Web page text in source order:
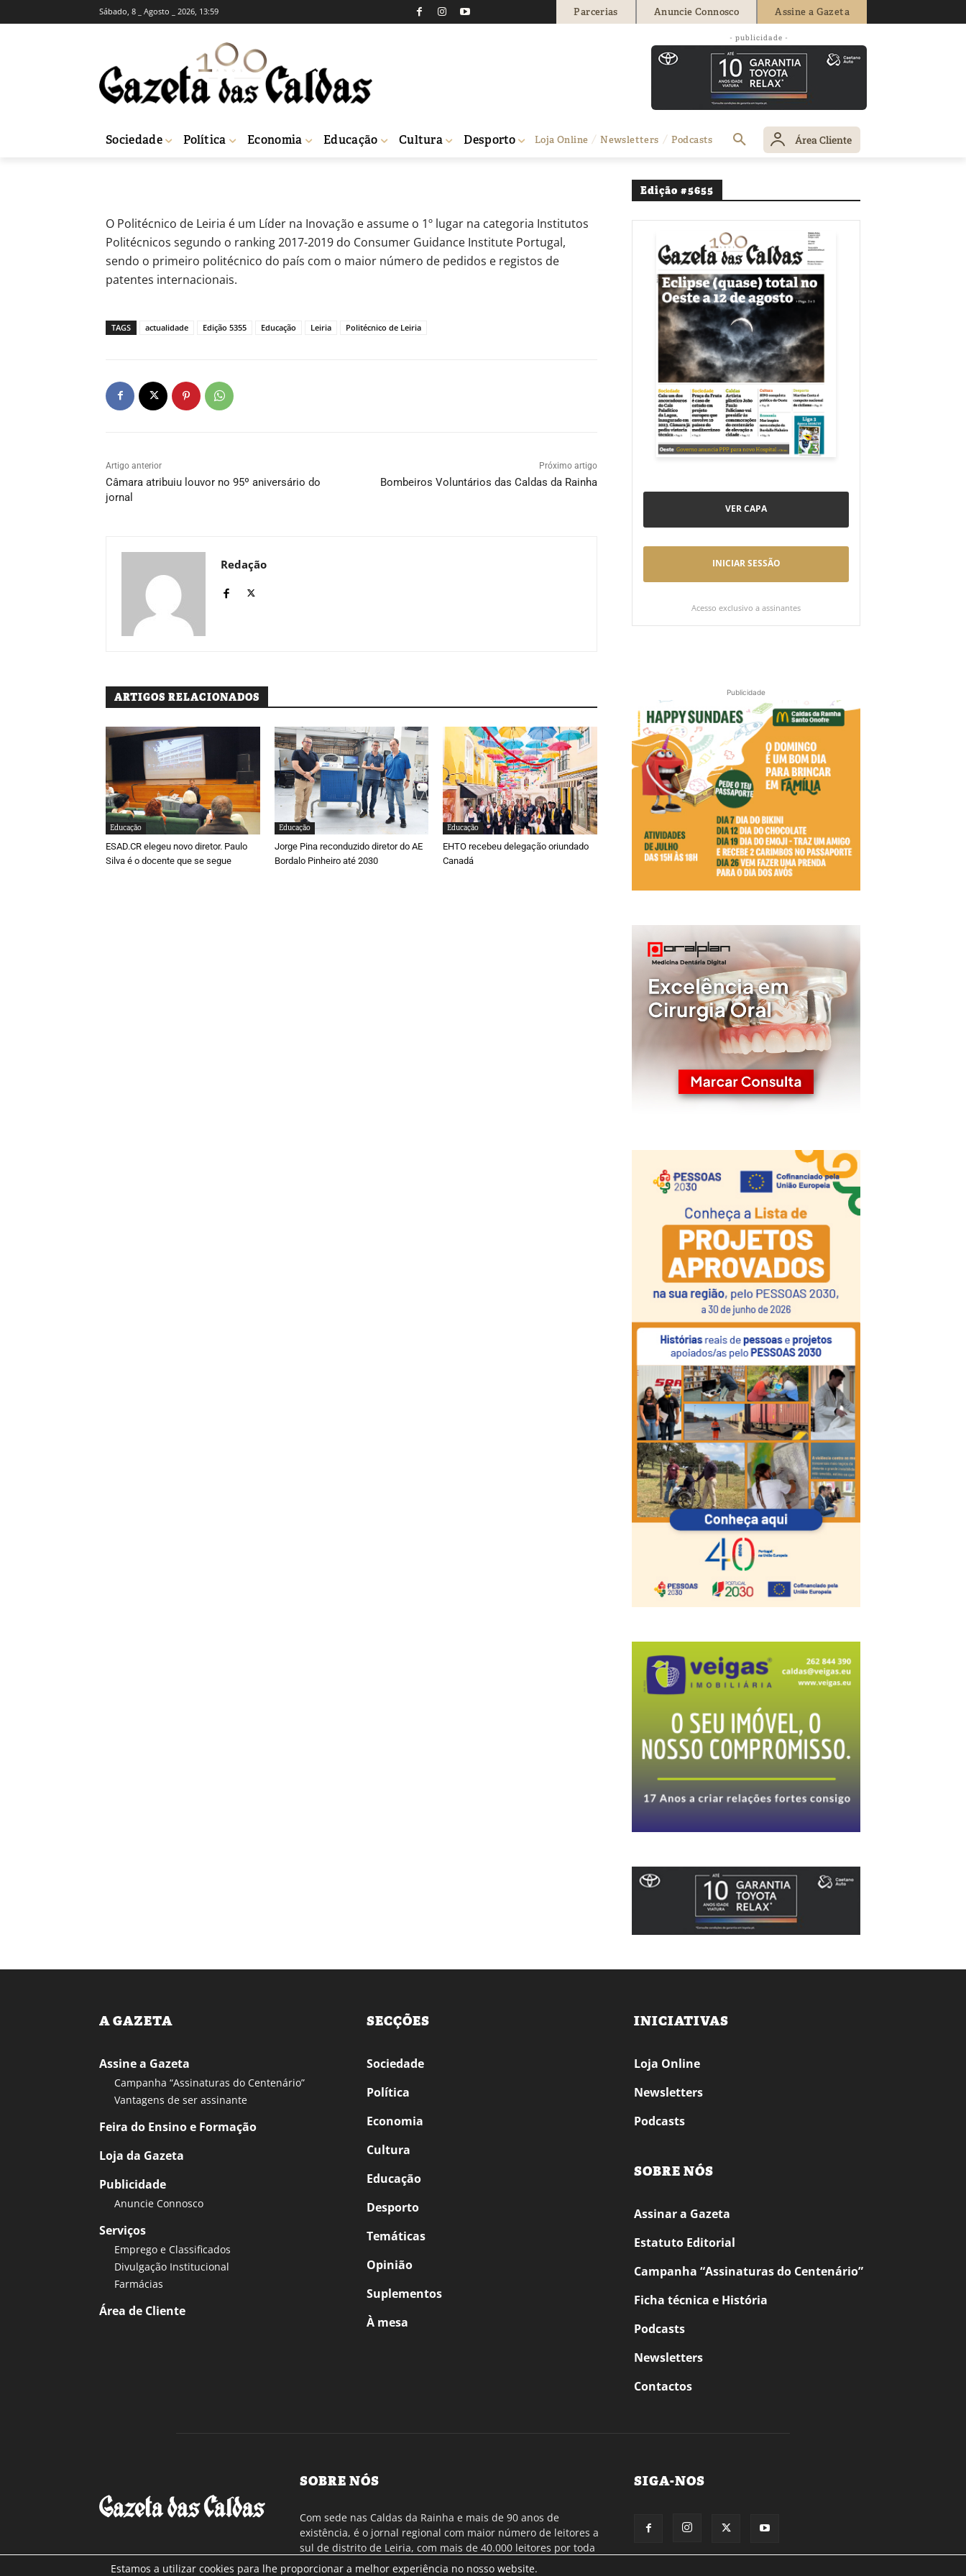
Sábado, 8 _ Agosto _ 2026, 13:59 Parcerias Anuncie Connosco Assine a Gazeta
- publicidade -
Sociedade Política Economia Educação Cultura Desporto Loja Online Newsletters Podcasts Área Cliente
ACTUALIDADE EDUCAÇÃO
Politécnico assume-se como líder na inovação
Redação 5 de Novembro, 2020
O Politécnico de Leiria é um Líder na Inovação e assume o 1º lugar na categoria Institutos
Politécnicos segundo o ranking 2017-2019 do Consumer Guidance Institute Portugal,
sendo o primeiro politécnico do país com o maior número de pedidos e registos de
patentes internacionais.
TAGS actualidade Edição 5355 Educação Leiria Politécnico de Leiria
Artigo anterior
Câmara atribuiu louvor no 95º aniversário do
jornal
Próximo artigo
Bombeiros Voluntários das Caldas da Rainha
Redação
ARTIGOS RELACIONADOS
Educação
ESAD.CR elegeu novo diretor. Paulo
Silva é o docente que se segue
Educação
Jorge Pina reconduzido diretor do AE
Bordalo Pinheiro até 2030
Educação
EHTO recebeu delegação oriundado
Canadá
Edição #5655
VER CAPA
INICIAR SESSÃO
Acesso exclusivo a assinantes
Publicidade
A GAZETA
Assine a Gazeta
Campanha “Assinaturas do Centenário”
Vantagens de ser assinante
Feira do Ensino e Formação
Loja da Gazeta
Publicidade
Anuncie Connosco
Serviços
Emprego e Classificados
Divulgação Institucional
Farmácias
Área de Cliente
SECÇÕES
Sociedade
Política
Economia
Cultura
Educação
Desporto
Temáticas
Opinião
Suplementos
À mesa
INICIATIVAS
Loja Online
Newsletters
Podcasts
SOBRE NÓS
Assinar a Gazeta
Estatuto Editorial
Campanha “Assinaturas do Centenário”
Ficha técnica e História
Podcasts
Newsletters
Contactos
SOBRE NÓS
Com sede nas Caldas da Rainha e mais de 90 anos de
existência, é o jornal regional com maior número de leitores a
sul de distrito de Leiria, com mais de 40.000 leitores por toda
a região Oeste. Jornal com distribuição em Portugal
SIGA-NOS
Estamos a utilizar cookies para lhe proporcionar a melhor experiência no nosso website.